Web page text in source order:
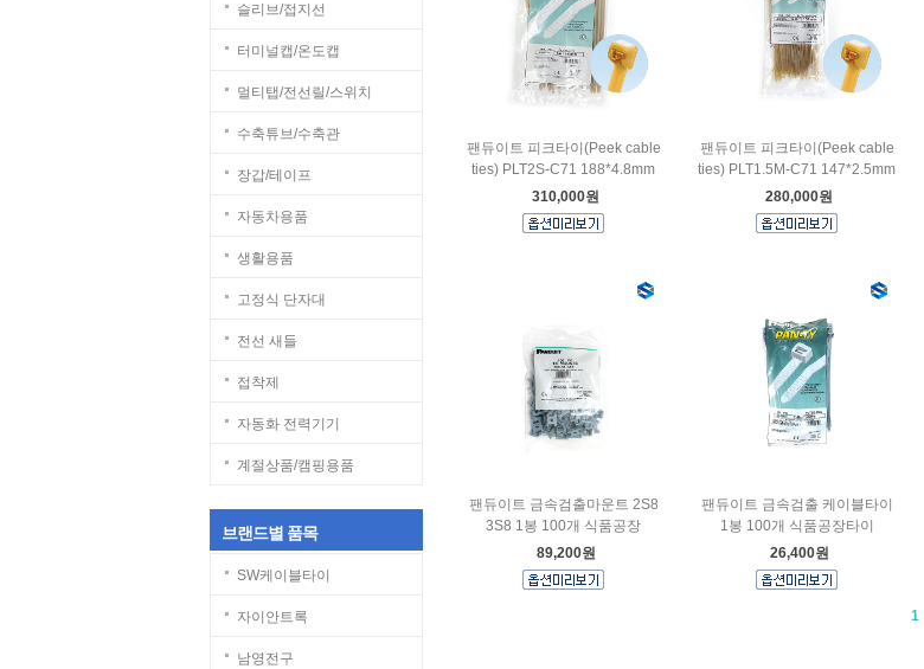
슬리브/접지선
터미널캡/온도캡
멀티탭/전선릴/스위치
수축튜브/수축관
장갑/테이프
자동차용품
생활용품
고정식 단자대
전선 새들
접착제
자동화 전력기기
계절상품/캠핑용품
브랜드별 품목
SW케이블타이
자이안트록
남영전구
팬듀이트 피크타이(Peek cable
ties) PLT2S-C71 188*4.8mm
310,000원
팬듀이트 피크타이(Peek cable
ties) PLT1.5M-C71 147*2.5mm
280,000원
팬듀이트 금속검출마운트 2S8
3S8 1봉 100개 식품공장
89,200원
팬듀이트 금속검출 케이블타이
1봉 100개 식품공장타이
26,400원
1